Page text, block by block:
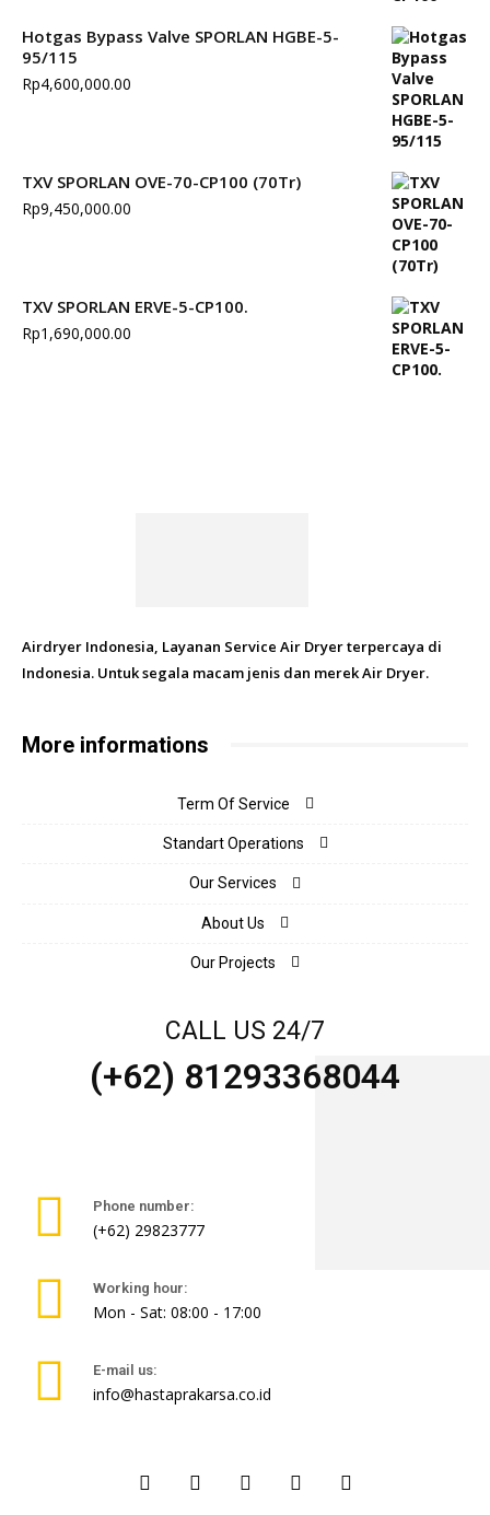
Hotgas Bypass Valve SPORLAN HGBE-5-
95/115
Rp4,600,000.00
TXV SPORLAN OVE-70-CP100 (70Tr)
Rp9,450,000.00
TXV SPORLAN ERVE-5-CP100.
Rp1,690,000.00
Airdryer Indonesia, Layanan Service Air Dryer terpercaya di
Indonesia. Untuk segala macam jenis dan merek Air Dryer.
More informations
Term Of Service
Standart Operations
Our Services
About Us
Our Projects
CALL US 24/7
(+62) 81293368044
Phone number:
(+62) 29823777
Working hour:
Mon - Sat: 08:00 - 17:00
E-mail us:
info@hastaprakarsa.co.id